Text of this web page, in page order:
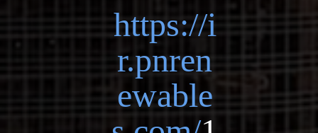
https://i
r.pnren
ewable